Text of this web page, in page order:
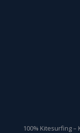
100% Kitesurfing